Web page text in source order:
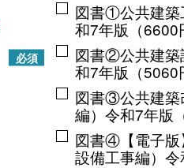
必須
図書①公共建築
和7年版（6600
図書②公共建築
和7年版（5060
図書③公共建築
編）令和7年版
図書④【電子版
設備工事編）